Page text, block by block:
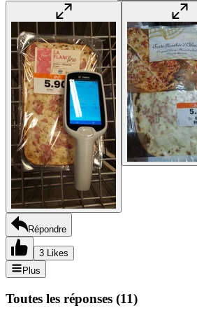
Répondre
3 Likes
Plus
Toutes les réponses (11)